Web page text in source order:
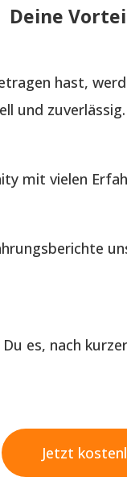
Deine
hast,
und zuverlässig.
mit vielen
es, nach
Jetzt